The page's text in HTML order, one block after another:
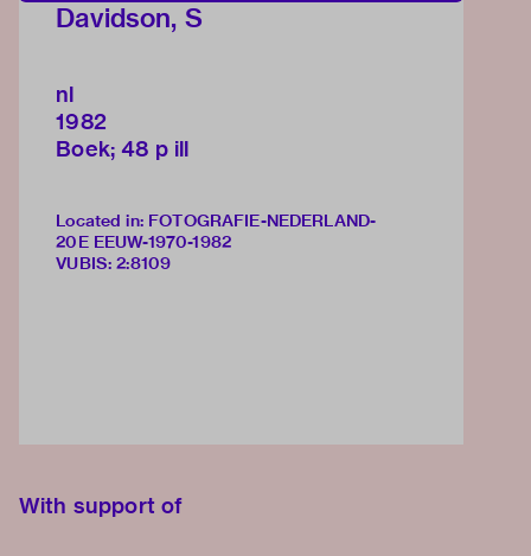
Davidson, S
nl
1982
Boek; 48 p ill
Located in: FOTOGRAFIE-NEDERLAND-
20E EEUW-1970-1982
VUBIS: 2:8109
With support of